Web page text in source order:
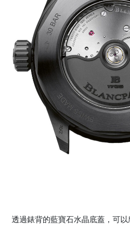
透過錶背的藍寶石水晶底蓋，可